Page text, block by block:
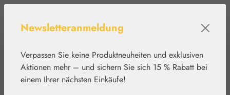
Newsletteranmeldung
Verpassen Sie keine Produktneuheiten und exklusiven
Aktionen mehr – und sichern Sie sich 15 % Rabatt bei
einem Ihrer nächsten Einkäufe!